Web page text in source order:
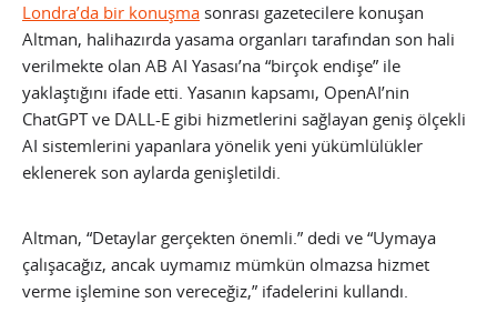
Londra’da bir konuşma sonrası gazetecilere konuşan
Altman, halihazırda yasama organları tarafından son hali
verilmekte olan AB AI Yasası’na “birçok endişe” ile
yaklaştığını ifade etti. Yasanın kapsamı, OpenAI’nin
ChatGPT ve DALL-E gibi hizmetlerini sağlayan geniş ölçekli
AI sistemlerini yapanlara yönelik yeni yükümlülükler
eklenerek son aylarda genişletildi.
Altman, “Detaylar gerçekten önemli.” dedi ve “Uymaya
çalışacağız, ancak uymamız mümkün olmazsa hizmet
verme işlemine son vereceğiz,” ifadelerini kullandı.